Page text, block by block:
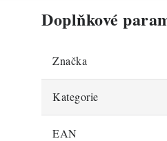
Doplňkové
Značka
Kategorie
EAN